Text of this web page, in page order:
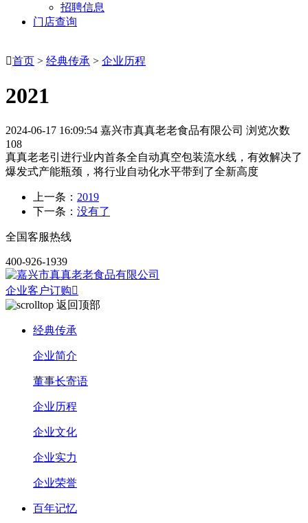
招聘信息
门店查询
首页 > 经典传承 > 企业历程
2021
2024-06-17 16:09:54 嘉兴市真真老老食品有限公司 浏览次数
108
真真老老引进行业内首条全自动真空包装流水线，有效解决了
爆发式产能瓶颈，将行业自动化水平带到了全新高度
上一条： 2019
下一条： 没有了
全国客服热线
400-926-1939
企业客户订购
返回顶部
经典传承
企业简介
董事长寄语
企业历程
企业文化
企业实力
企业荣誉
百年记忆